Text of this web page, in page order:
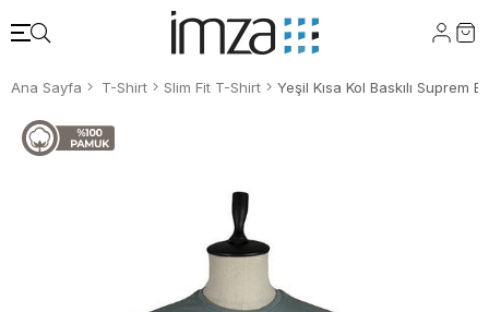
Ana Sayfa T-Shirt Slim Fit T-Shirt